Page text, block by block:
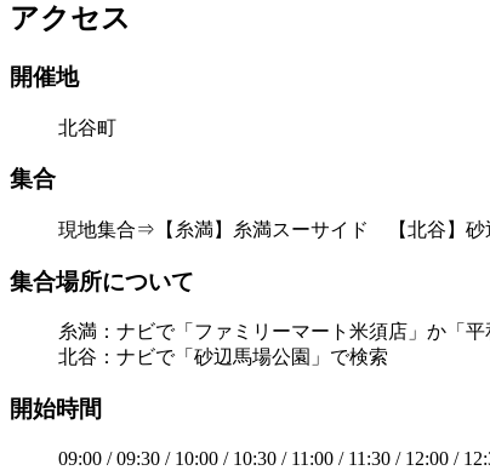
アクセス
開催地
北谷町
集合
現地集合⇒【糸満】糸満スーサイド 【北谷】砂
集合場所について
糸満：ナビで「ファミリーマート米須店」か「
北谷：ナビで「砂辺馬場公園」で検索
開始時間
09:00 / 09:30 / 10:00 / 10:30 / 11:00 / 11:30 / 12:00 /